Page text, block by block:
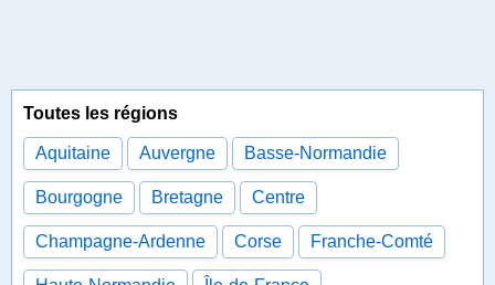
Toutes les régions
Aquitaine Auvergne Basse-Normandie
Bourgogne Bretagne Centre
Champagne-Ardenne Corse Franche-Comté